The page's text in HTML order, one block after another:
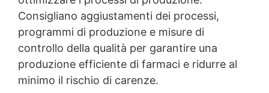
Consigliano aggiustamenti dei processi,
programmi di produzione e misure di
controllo della qualità per garantire una
produzione efficiente di farmaci e ridurre al
minimo il rischio di carenze.